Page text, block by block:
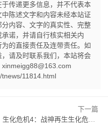
传递更多信息，并不代表本
陈述文字和内容未经本站证
内容、文字的真实性、完整
诺，并请自行核实相关内
的直接责任及连带责任。如
请及时联系我们，本站将会
11814.html
下一篇
生化危机4：战神再生生化危机4手机版「生化危机4：战神再生」